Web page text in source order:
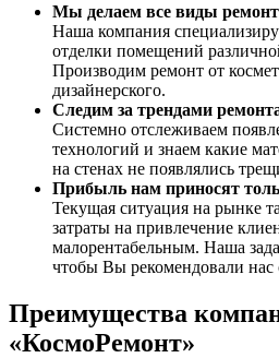
Мы делаем все виды
Наша компания
отделки помещений
Производим ремонт от
дизайнерского.
Следим за трендами
Системно отслеживаем
технологий и знаем какие
на стенах не появлялись
Прибыль нам приносят
Текущая ситуация на рынке
затраты на привлечение
малорентабельным. Наша
чтобы Вы рекомендовали
Преимущества
«КосмоРемонт»